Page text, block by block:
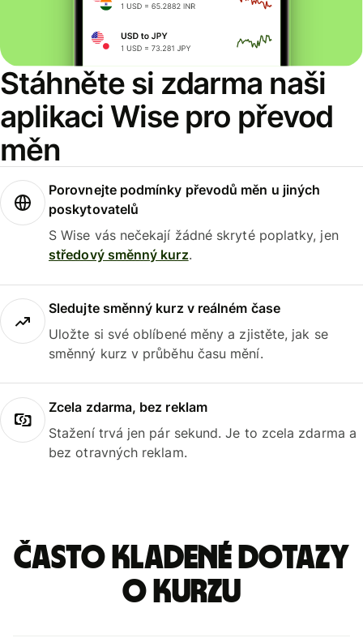
Stáhněte si zdarma naši
aplikaci Wise pro převod
měn
Porovnejte podmínky převodů měn u jiných
poskytovatelů
S Wise vás nečekají žádné skryté poplatky, jen
středový směnný kurz.
Sledujte směnný kurz v reálném čase
Uložte si své oblíbené měny a zjistěte, jak se
směnný kurz v průběhu času mění.
Zcela zdarma, bez reklam
Stažení trvá jen pár sekund. Je to zcela zdarma a
bez otravných reklam.
Často kladené dotazy
o kurzu